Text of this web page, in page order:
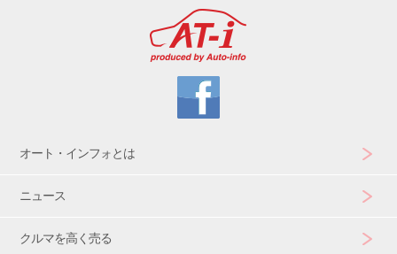
オート・インフォとは
ニュース
クルマを高く売る